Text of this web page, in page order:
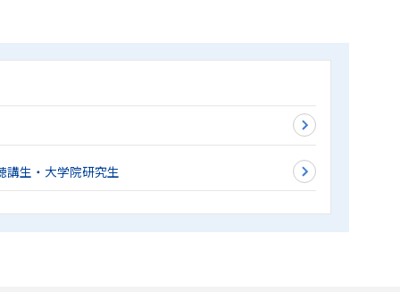
講生・大学院研究生